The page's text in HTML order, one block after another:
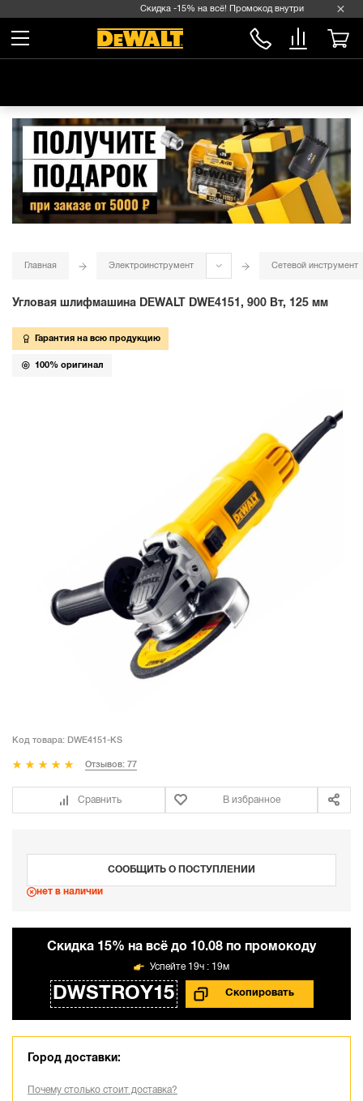
Скидка -15% на всё! Промокод внутри →
Главная Электроинструмент Сетевой инструмент
Угловая шлифмашина DEWALT DWE4151, 900 Вт, 125 мм
Гарантия на всю продукцию
100% оригинал
Код товара: DWE4151-KS
Отзывов: 77
Сравнить В избранное
СООБЩИТЬ О ПОСТУПЛЕНИИ
нет в наличии
Cкидка 15% на всё до 10.08 по промокоду
DWSTROY15
19ч : 19м
Город доставки:
Почему столько стоит доставка?